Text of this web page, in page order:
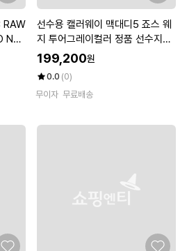
RAW
NE
선수용 캘러웨이 맥대디5 죠스 웨
지 투어그레이컬러 정품 선수지급
용TC
199,200원
0.0 (0)
무이자 무료배송